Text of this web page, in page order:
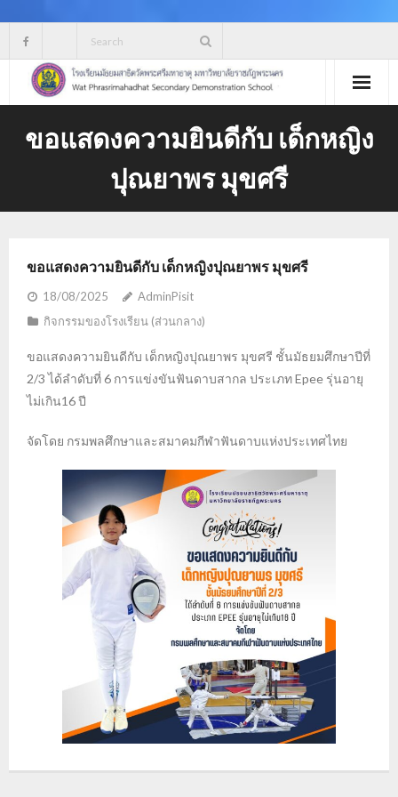
content
ขอแสดงความยินดีกับ เด็กหญิง
ปุณยาพร มุขศรี
ขอแสดงความยินดีกับ เด็กหญิงปุณยาพร มุขศรี
18/08/2025
AdminPisit
กิจกรรมของโรงเรียน (ส่วนกลาง)
ขอแสดงความยินดีกับ เด็กหญิงปุณยาพร มุขศรี ชั้นมัธยมศึกษาปีที่
2/3 ได้ลำดับที่ 6 การแข่งขันฟันดาบสากล ประเภท Epee รุ่นอายุ
ไม่เกิน16 ปี
จัดโดย กรมพลศึกษาและสมาคมกีฬาฟันดาบแห่งประเทศไทย